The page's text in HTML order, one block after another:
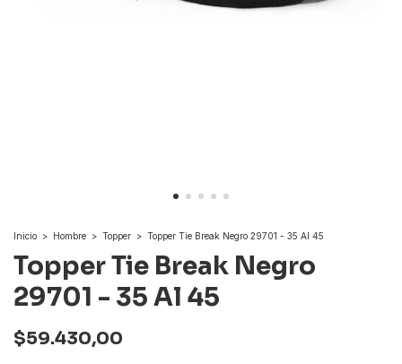
Inicio > Hombre > Topper > Topper Tie Break Negro 29701 - 35 Al 45
Topper Tie Break Negro
29701 - 35 Al 45
$59.430,00